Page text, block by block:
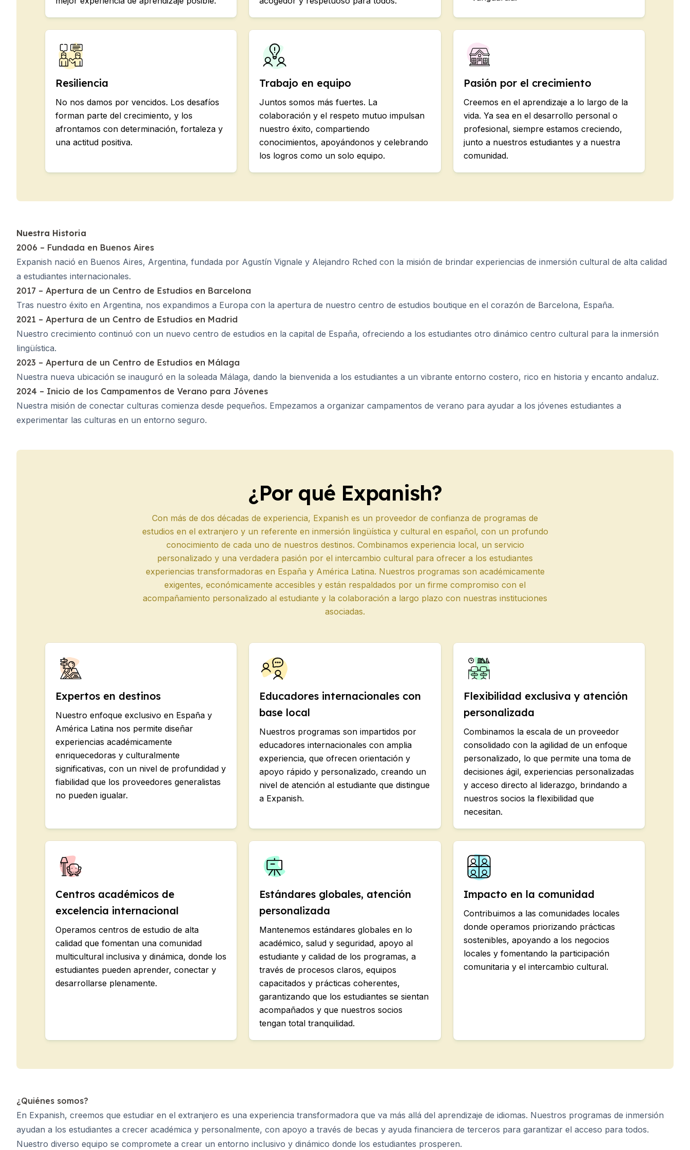
Lecciones privadas
Cursos de español en línea
Preparación para el examen DELE
Preparación para el examen SIELE
50+ años
Más de 50 programas Sesiones de temporada
Lecciones privadas
Barcelona
Campamento de verano
Adultos jóvenes
Campamento de verano
Adultos jóvenes
Málaga
Campamento de verano
Costa Rica
Campamento de verano
Programas por edad
Campamentos de verano (12-17 años)
Barcelona
Madrid
Resiliencia
No nos damos por vencidos. Los desafíos
forman parte del crecimiento, y los
afrontamos con determinación, fortaleza y
una actitud positiva.
Trabajo en equipo
Juntos somos más fuertes. La
colaboración y el respeto mutuo impulsan
nuestro éxito, compartiendo
conocimientos, apoyándonos y celebrando
los logros como un solo equipo.
Pasión por el crecimiento
Creemos en el aprendizaje a lo largo de la
vida. Ya sea en el desarrollo personal o
profesional, siempre estamos creciendo,
junto a nuestros estudiantes y a nuestra
comunidad.
Nuestra Historia
2006 – Fundada en Buenos Aires
Expanish nació en Buenos Aires, Argentina, fundada por Agustín Vignale y Alejandro Rched con la misión de brindar experiencias de inmersión cultural de alta calidad
a estudiantes internacionales.
2017 – Apertura de un Centro de Estudios en Barcelona
Tras nuestro éxito en Argentina, nos expandimos a Europa con la apertura de nuestro centro de estudios boutique en el corazón de Barcelona, ​​España.
2021 – Apertura de un Centro de Estudios en Madrid
Nuestro crecimiento continuó con un nuevo centro de estudios en la capital de España, ofreciendo a los estudiantes otro dinámico centro cultural para la inmersión
lingüística.
2023 – Apertura de un Centro de Estudios en Málaga
Nuestra nueva ubicación se inauguró en la soleada Málaga, dando la bienvenida a los estudiantes a un vibrante entorno costero, rico en historia y encanto andaluz.
2024 – Inicio de los Campamentos de Verano para Jóvenes
Nuestra misión de conectar culturas comienza desde pequeños. Empezamos a organizar campamentos de verano para ayudar a los jóvenes estudiantes a
experimentar las culturas en un entorno seguro.
¿Por qué Expanish?
Con más de dos décadas de experiencia, Expanish es un proveedor de confianza de programas de
estudios en el extranjero y un referente en inmersión lingüística y cultural en español, con un profundo
conocimiento de cada uno de nuestros destinos. Combinamos experiencia local, un servicio
personalizado y una verdadera pasión por el intercambio cultural para ofrecer a los estudiantes
experiencias transformadoras en España y América Latina. Nuestros programas son académicamente
exigentes, económicamente accesibles y están respaldados por un firme compromiso con el
acompañamiento personalizado al estudiante y la colaboración a largo plazo con nuestras instituciones
asociadas.
Expertos en destinos
Nuestro enfoque exclusivo en España y
América Latina nos permite diseñar
experiencias académicamente
enriquecedoras y culturalmente
significativas, con un nivel de profundidad y
fiabilidad que los proveedores generalistas
no pueden igualar.
Educadores internacionales con
base local
Nuestros programas son impartidos por
educadores internacionales con amplia
experiencia, que ofrecen orientación y
apoyo rápido y personalizado, creando un
nivel de atención al estudiante que distingue
a Expanish.
Flexibilidad exclusiva y atención
personalizada
Combinamos la escala de un proveedor
consolidado con la agilidad de un enfoque
personalizado, lo que permite una toma de
decisiones ágil, experiencias personalizadas
y acceso directo al liderazgo, brindando a
nuestros socios la flexibilidad que
necesitan.
Centros académicos de
excelencia internacional
Operamos centros de estudio de alta
calidad que fomentan una comunidad
multicultural inclusiva y dinámica, donde los
estudiantes pueden aprender, conectar y
desarrollarse plenamente.
Estándares globales, atención
personalizada
Mantenemos estándares globales en lo
académico, salud y seguridad, apoyo al
estudiante y calidad de los programas, a
través de procesos claros, equipos
capacitados y prácticas coherentes,
garantizando que los estudiantes se sientan
acompañados y que nuestros socios
tengan total tranquilidad.
Impacto en la comunidad
Contribuimos a las comunidades locales
donde operamos priorizando prácticas
sostenibles, apoyando a los negocios
locales y fomentando la participación
comunitaria y el intercambio cultural.
¿Quiénes somos?
En Expanish, creemos que estudiar en el extranjero es una experiencia transformadora que va más allá del aprendizaje de idiomas. Nuestros programas de inmersión
ayudan a los estudiantes a crecer académica y personalmente, con apoyo a través de becas y ayuda financiera de terceros para garantizar el acceso para todos.
Nuestro diverso equipo se compromete a crear un entorno inclusivo y dinámico donde los estudiantes prosperen.